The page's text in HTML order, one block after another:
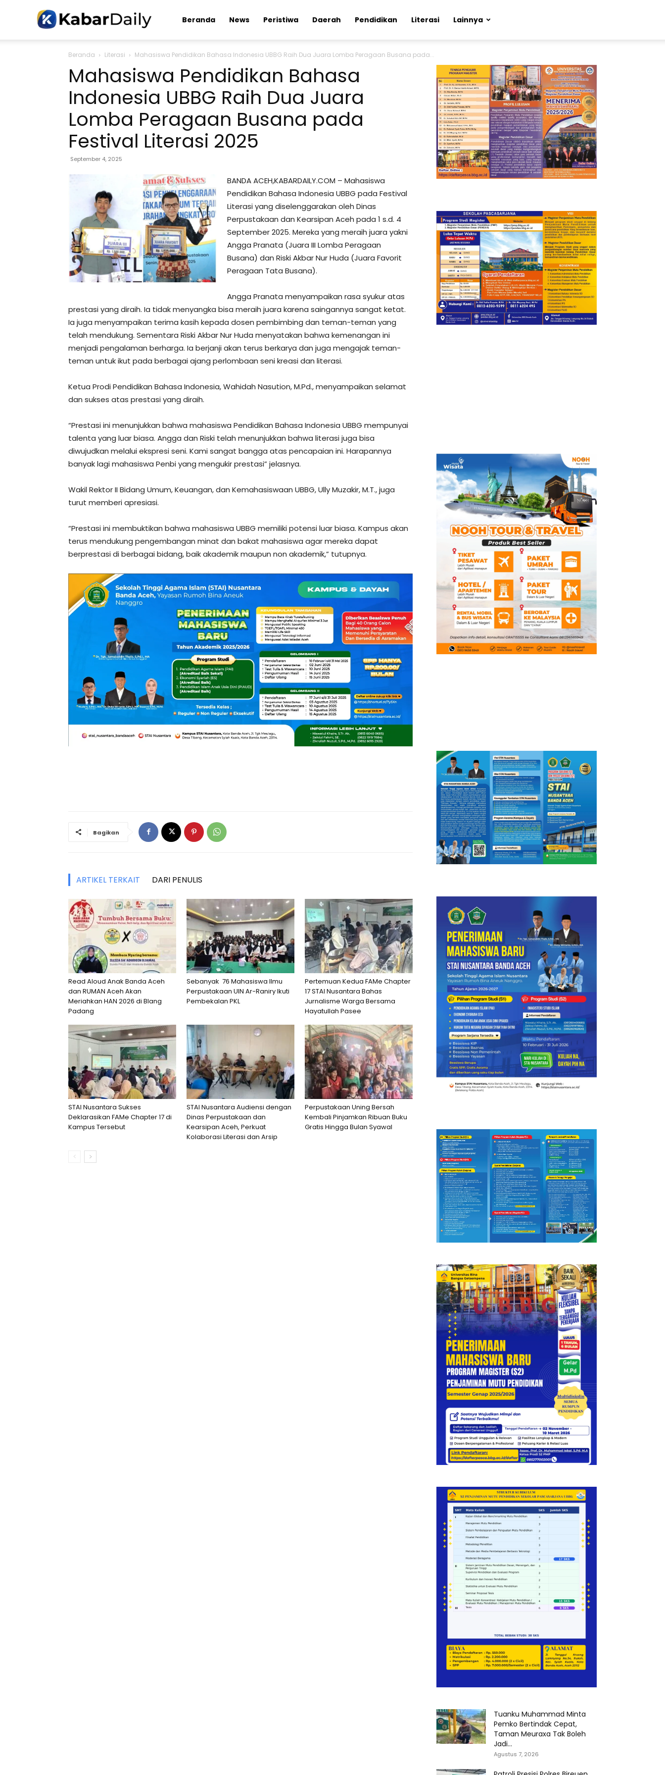
Kabardaily.com
Beranda News Peristiwa Daerah Pendidikan Literasi Lainnya
Beranda Literasi Mahasiswa Pendidikan Bahasa Indonesia UBBG Raih Dua Juara Lomba Peragaan Busana pada...
Mahasiswa Pendidikan Bahasa
Indonesia UBBG Raih Dua Juara
Lomba Peragaan Busana pada
Festival Literasi 2025
September 4, 2025
BANDA ACEH,KABARDAILY.COM – Mahasiswa
Pendidikan Bahasa Indonesia UBBG pada Festival
Literasi yang diselenggarakan oleh Dinas
Perpustakaan dan Kearsipan Aceh pada 1 s.d. 4
September 2025. Mereka yang meraih juara yakni
Angga Pranata (Juara III Lomba Peragaan
Busana) dan Riski Akbar Nur Huda (Juara Favorit
Peragaan Tata Busana).
Angga Pranata menyampaikan rasa syukur atas
prestasi yang diraih. Ia tidak menyangka bisa meraih juara karena saingannya sangat ketat.
Ia juga menyampaikan terima kasih kepada dosen pembimbing dan teman-teman yang
telah mendukung. Sementara Riski Akbar Nur Huda menyatakan bahwa kemenangan ini
menjadi pengalaman berharga. Ia berjanji akan terus berkarya dan juga mengajak teman-
teman untuk ikut pada berbagai ajang perlombaan seni kreasi dan literasi.
Ketua Prodi Pendidikan Bahasa Indonesia, Wahidah Nasution, M.Pd., menyampaikan selamat
dan sukses atas prestasi yang diraih.
“Prestasi ini menunjukkan bahwa mahasiswa Pendidikan Bahasa Indonesia UBBG mempunyai
talenta yang luar biasa. Angga dan Riski telah menunjukkan bahwa literasi juga bisa
diwujudkan melalui ekspresi seni. Kami sangat bangga atas pencapaian ini. Harapannya
banyak lagi mahasiswa Penbi yang mengukir prestasi” jelasnya.
Wakil Rektor II Bidang Umum, Keuangan, dan Kemahasiswaan UBBG, Ully Muzakir, M.T., juga
turut memberi apresiasi.
“Prestasi ini membuktikan bahwa mahasiswa UBBG memiliki potensi luar biasa. Kampus akan
terus mendukung pengembangan minat dan bakat mahasiswa agar mereka dapat
berprestasi di berbagai bidang, baik akademik maupun non akademik,” tutupnya.
Bagikan
ARTIKEL TERKAIT DARI PENULIS
Read Aloud Anak Banda Aceh
dan RUMAN Aceh Akan
Meriahkan HAN 2026 di Blang
Padang
Sebanyak 76 Mahasiswa Ilmu
Perpustakaan UIN Ar-Raniry Ikuti
Pembekalan PKL
Pertemuan Kedua FAMe Chapter
17 STAI Nusantara Bahas
Jurnalisme Warga Bersama
Hayatullah Pasee
STAI Nusantara Sukses
Deklarasikan FAMe Chapter 17 di
Kampus Tersebut
STAI Nusantara Audiensi dengan
Dinas Perpustakaan dan
Kearsipan Aceh, Perkuat
Kolaborasi Literasi dan Arsip
Perpustakaan Uning Bersah
Kembali Pinjamkan Ribuan Buku
Gratis Hingga Bulan Syawal
Tuanku Muhammad Minta
Pemko Bertindak Cepat,
Taman Meuraxa Tak Boleh
Jadi...
Agustus 7, 2026